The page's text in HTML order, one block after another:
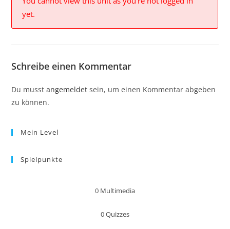
yet.
Schreibe einen Kommentar
Du musstangemeldet sein, um einen Kommentar abgeben
zu können.
Mein Level
Spielpunkte
0 Multimedia
0Quizzes